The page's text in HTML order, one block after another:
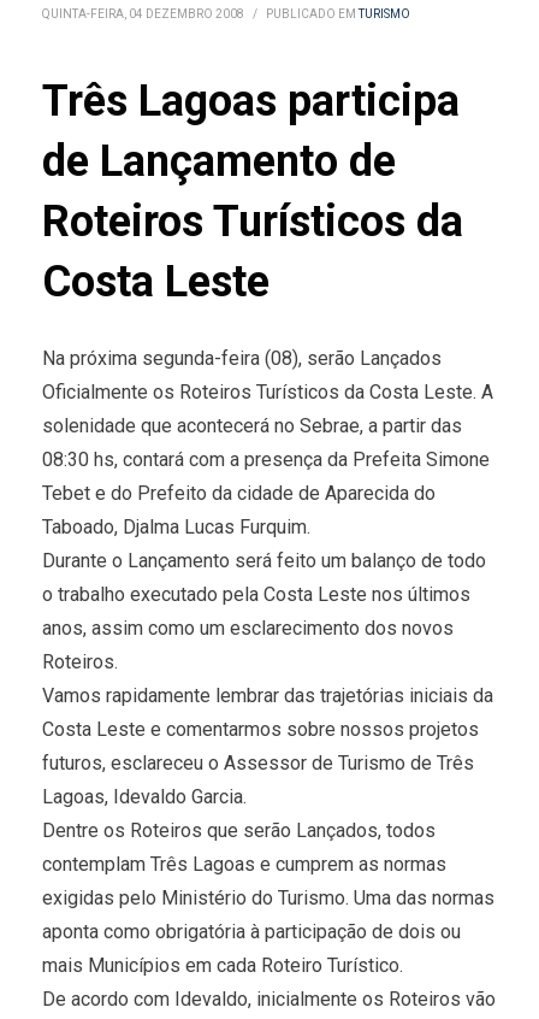
QUINTA-FEIRA, 04 DEZEMBRO 2008 / PUBLICADO EMTURISMO
Três Lagoas participa
de Lançamento de
Roteiros Turísticos da
Costa Leste
Na próxima segunda-feira (08), serão Lançados
Oficialmente os Roteiros Turísticos da Costa Leste. A
solenidade que acontecerá no Sebrae, a partir das
08:30 hs, contará com a presença da Prefeita Simone
Tebet e do Prefeito da cidade de Aparecida do
Taboado, Djalma Lucas Furquim.
Durante o Lançamento será feito um balanço de todo
o trabalho executado pela Costa Leste nos últimos
anos, assim como um esclarecimento dos novos
Roteiros.
Vamos rapidamente lembrar das trajetórias iniciais da
Costa Leste e comentarmos sobre nossos projetos
futuros, esclareceu o Assessor de Turismo de Três
Lagoas, Idevaldo Garcia.
Dentre os Roteiros que serão Lançados, todos
contemplam Três Lagoas e cumprem as normas
exigidas pelo Ministério do Turismo. Uma das normas
aponta como obrigatória à participação de dois ou
mais Municípios em cada Roteiro Turístico.
De acordo com Idevaldo, inicialmente os Roteiros vão